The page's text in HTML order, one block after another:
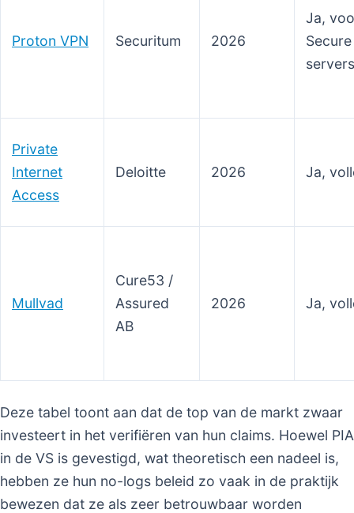
Proton VPN Securitum 2026
Ja,
servers
Private
Internet
Access
Deloitte 2026 Ja,
Mullvad
Cure53 /
Assured
AB
2026 Ja,
Deze tabel toont aan dat de top van de markt zwaar
investeert in het verifiëren van hun claims. Hoewel PIA
in de VS is gevestigd, wat theoretisch een nadeel is,
hebben ze hun no-logs beleid zo vaak in de praktijk
bewezen dat ze als zeer betrouwbaar worden